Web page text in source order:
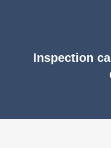
Inspection